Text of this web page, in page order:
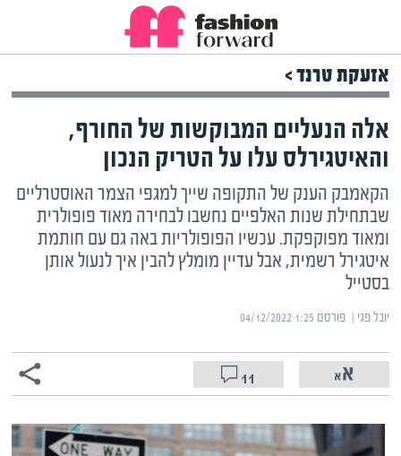
אזעקת טרנד >
אלה הנעליים המבוקשות של החורף,
והאיטגירלס עלו על הטריק הנכון
הקאמבק הענק של התקופה שייך למגפי הצמר האוסטרליים
שבתחילת שנות האלפיים נחשבו לבחירה מאוד פופולרית
ומאוד מפוקפקת. עכשיו הפופולריות באה גם עם חותמת
איטגירל רשמית, אבל עדיין מומלץ להבין איך לנעול אותן
בסטייל
יובל פגי | ‏פורסם ‎04/12/2022 1:25
11